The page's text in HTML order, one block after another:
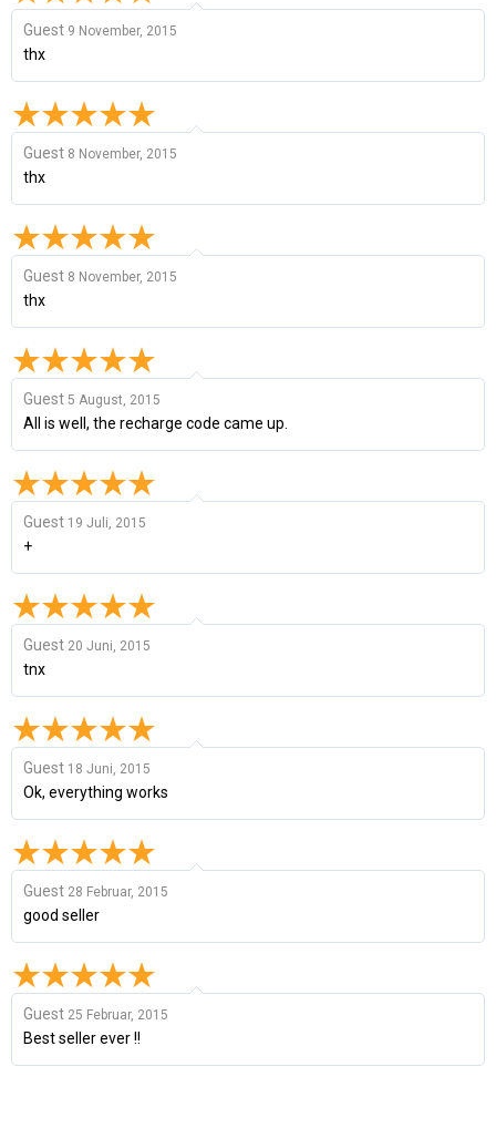
Guest 9 November, 2015
thx
Guest 8 November, 2015
thx
Guest 8 November, 2015
thx
Guest 5 August, 2015
All is well, the recharge code came up.
Guest 19 Juli, 2015
+
Guest 20 Juni, 2015
tnx
Guest 18 Juni, 2015
Ok, everything works
Guest 28 Februar, 2015
good seller
Guest 25 Februar, 2015
Best seller ever !!